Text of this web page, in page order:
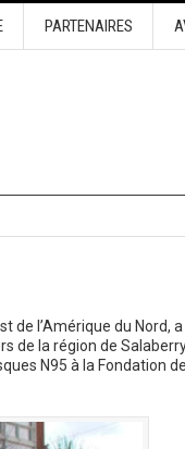
PARTENAIRES
de l’Amérique du Nord, a
de la région de
N95 à la Fondation de